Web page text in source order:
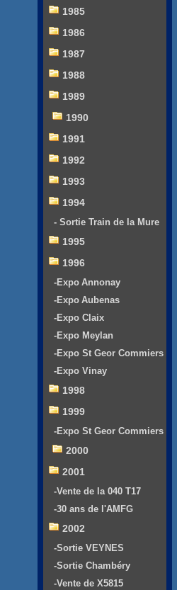
1985
1986
1987
1988
1989
1990
1991
1992
1993
1994
- Sortie Train de la Mure
1995
1996
-Expo Annonay
-Expo Aubenas
-Expo Claix
-Expo Meylan
-Expo St Geor Commiers
-Expo Vinay
1998
1999
-Expo St Geor Commiers
2000
2001
-Vente de la 040 T17
-30 ans de l'AMFG
2002
-Sortie VEYNES
-Sortie Chambéry
-Vente de X5815